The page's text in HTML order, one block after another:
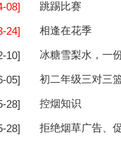
跳踢比赛
08]
相逢在花季
24]
冰糖雪梨水，一
10]
初二年级三对三
05]
控烟知识
28]
拒绝烟草广告、
28]